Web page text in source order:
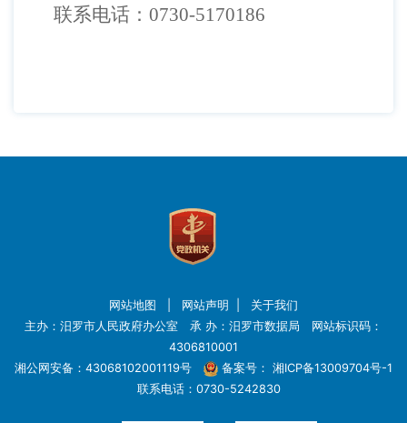
联系电话： 0730-5170186
网站地图 网站声明
关于我们
主办：汨罗市人民政府办公室 承 办：汨罗市数据局 网站标识码：
4306810001
湘公网安备：43068102001119号
备案号： 湘ICP备13009704号-1
联系电话：0730-5242830